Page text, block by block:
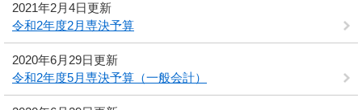
2021年2月4日更新
令和2年度2月専決予算
2020年6月29日更新
令和2年度5月専決予算（一般会計）